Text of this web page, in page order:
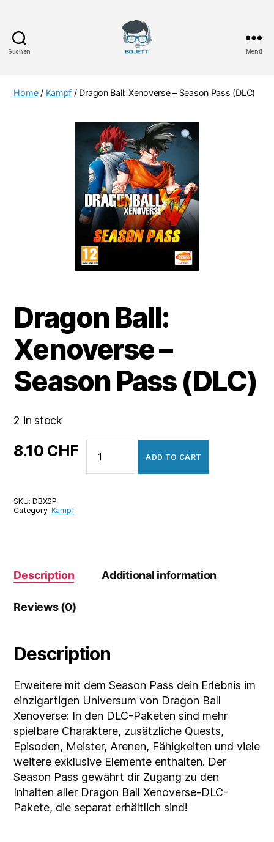
Suchen Menü
Home/ Kampf / Dragon Ball: Xenoverse – Season Pass (DLC)
Dragon Ball:
Xenoverse –
Season Pass (DLC)
2 in stock
8.10 CHF
Ball:
Xenoverse
ADD TO CART
SKU:DBXSP
Category: Kampf
Description Additional information
Reviews (0)
Description
Erweitere mit dem Season Pass dein Erlebnis im
einzigartigen Universum von Dragon Ball
Xenoverse: In den DLC-Paketen sind mehr
spielbare Charaktere, zusätzliche Quests,
Episoden, Meister, Arenen, Fähigkeiten und viele
weitere exklusive Elemente enthalten. Der
Season Pass gewährt dir Zugang zu den
Inhalten aller Dragon Ball Xenoverse-DLC-
Pakete, die separat erhältlich sind!